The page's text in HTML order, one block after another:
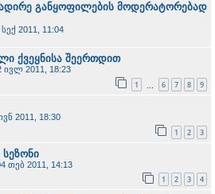
განყოფილების მოდერატორებად
სექ 2011, 11:04
ქვეყნისა შეერთდით
ივლ 2011, 18:23
1 6 7 8 9
2011, 18:30
1 2 3
თებ 2011, 14:13
1 2 3 4